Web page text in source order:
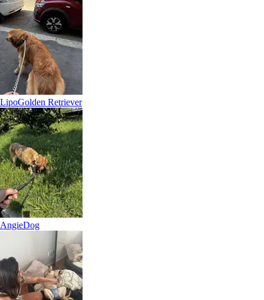
SofiaCat
SukDog
LipoGolden Retriever
AngieDog